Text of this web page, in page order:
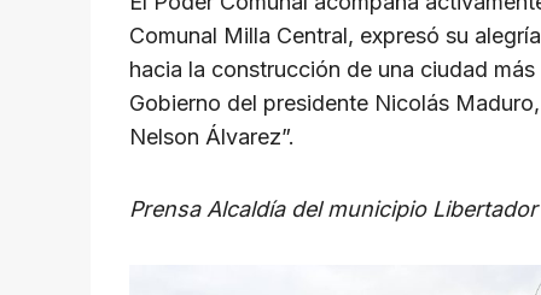
Comunal Milla Central, expresó su
hacia la construcción de una ciudad
Gobierno del presidente Nicolás
Nelson Álvarez”.
Prensa Alcaldía del municipio Libertador